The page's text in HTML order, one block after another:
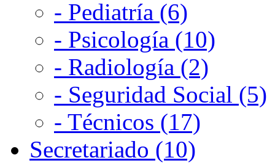
- Pediatría (6)
- Psicología (10)
- Radiología (2)
- Seguridad Social (5)
- Técnicos (17)
Secretariado (10)